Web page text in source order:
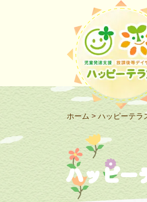
ホーム > ハッピーテラ
ハッピー